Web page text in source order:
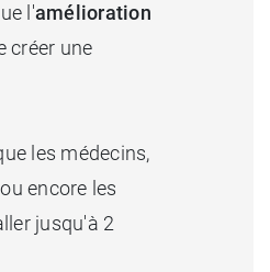
l'amélioration
créer une
les médecins,
encore les
jusqu'à 2